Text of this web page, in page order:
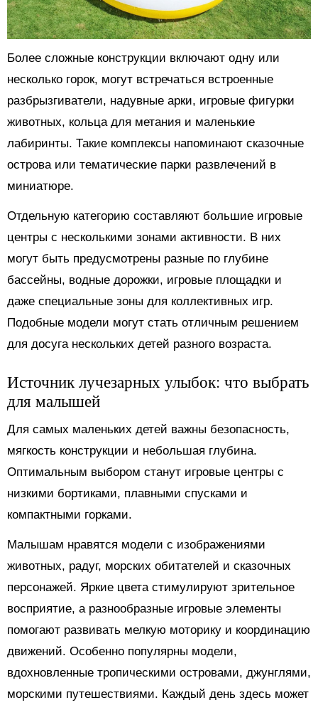
Более сложные конструкции включают одну или
несколько горок, могут встречаться встроенные
разбрызгиватели, надувные арки, игровые фигурки
животных, кольца для метания и маленькие
лабиринты. Такие комплексы напоминают сказочные
острова или тематические парки развлечений в
миниатюре.
Отдельную категорию составляют большие игровые
центры с несколькими зонами активности. В них
могут быть предусмотрены разные по глубине
бассейны, водные дорожки, игровые площадки и
даже специальные зоны для коллективных игр.
Подобные модели могут стать отличным решением
для досуга нескольких детей разного возраста.
Источник лучезарных улыбок: что выбрать
для малышей
Для самых маленьких детей важны безопасность,
мягкость конструкции и небольшая глубина.
Оптимальным выбором станут игровые центры с
низкими бортиками, плавными спусками и
компактными горками.
Малышам нравятся модели с изображениями
животных, радуг, морских обитателей и сказочных
персонажей. Яркие цвета стимулируют зрительное
восприятие, а разнообразные игровые элементы
помогают развивать мелкую моторику и координацию
движений. Особенно популярны модели,
вдохновленные тропическими островами, джунглями,
морскими путешествиями. Каждый день здесь может